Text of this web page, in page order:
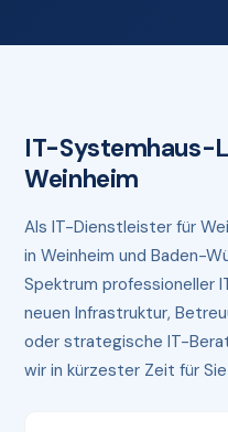
IT-Systemhaus-
Weinheim
Als IT-Dienstleister für
in Weinheim und Baden-
Spektrum professioneller
neuen Infrastruktur,
oder strategische IT-
wir in kürzester Zeit für